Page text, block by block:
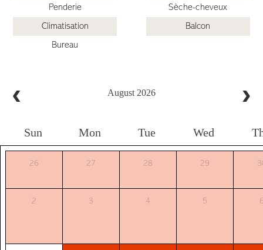
Penderie
Climatisation
Bureau
Sèche-cheveux
Balcon
August 2026
Sun Mon Tue Wed
26 27 28 29
2 3 4 5